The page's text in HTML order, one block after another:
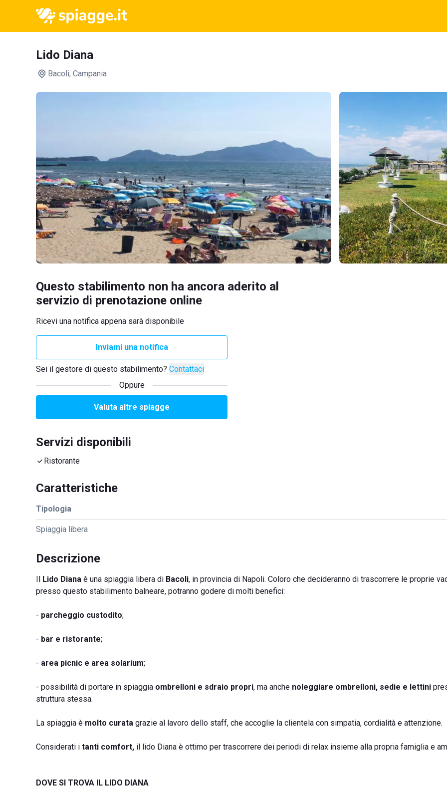
Lido Diana
Bacoli, Campania
Questo stabilimento non ha ancora aderito al
servizio di prenotazione online
Ricevi una notifica appena sarà disponibile
Inviami una notifica
Sei il gestore di questo stabilimento? Contattaci
Oppure
Valuta altre spiagge
Servizi disponibili
Ristorante
Caratteristiche
Tipologia
Spiaggia libera
Descrizione
Il Lido Diana è una spiaggia libera di Bacoli, in provincia di Napoli. Coloro che decideranno di trascorrere le proprie
presso questo stabilimento balneare, potranno godere di molti benefici:
- parcheggio custodito;
- bar e ristorante;
- area picnic e area solarium;
- possibilità di portare in spiaggia ombrelloni e sdraio propri, ma anche noleggiare ombrelloni, sedie e lettini
struttura stessa.
La spiaggia è molto curata grazie al lavoro dello staff, che accoglie la clientela con simpatia, cordialità e attenzione.
Considerati i tanti comfort, il lido Diana è ottimo per trascorrere dei periodi di relax insieme alla propria famiglia e
DOVE SI TROVA IL LIDO DIANA